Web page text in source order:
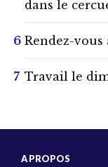
dans le
Rendez-vous
Travail le
A PROPOS